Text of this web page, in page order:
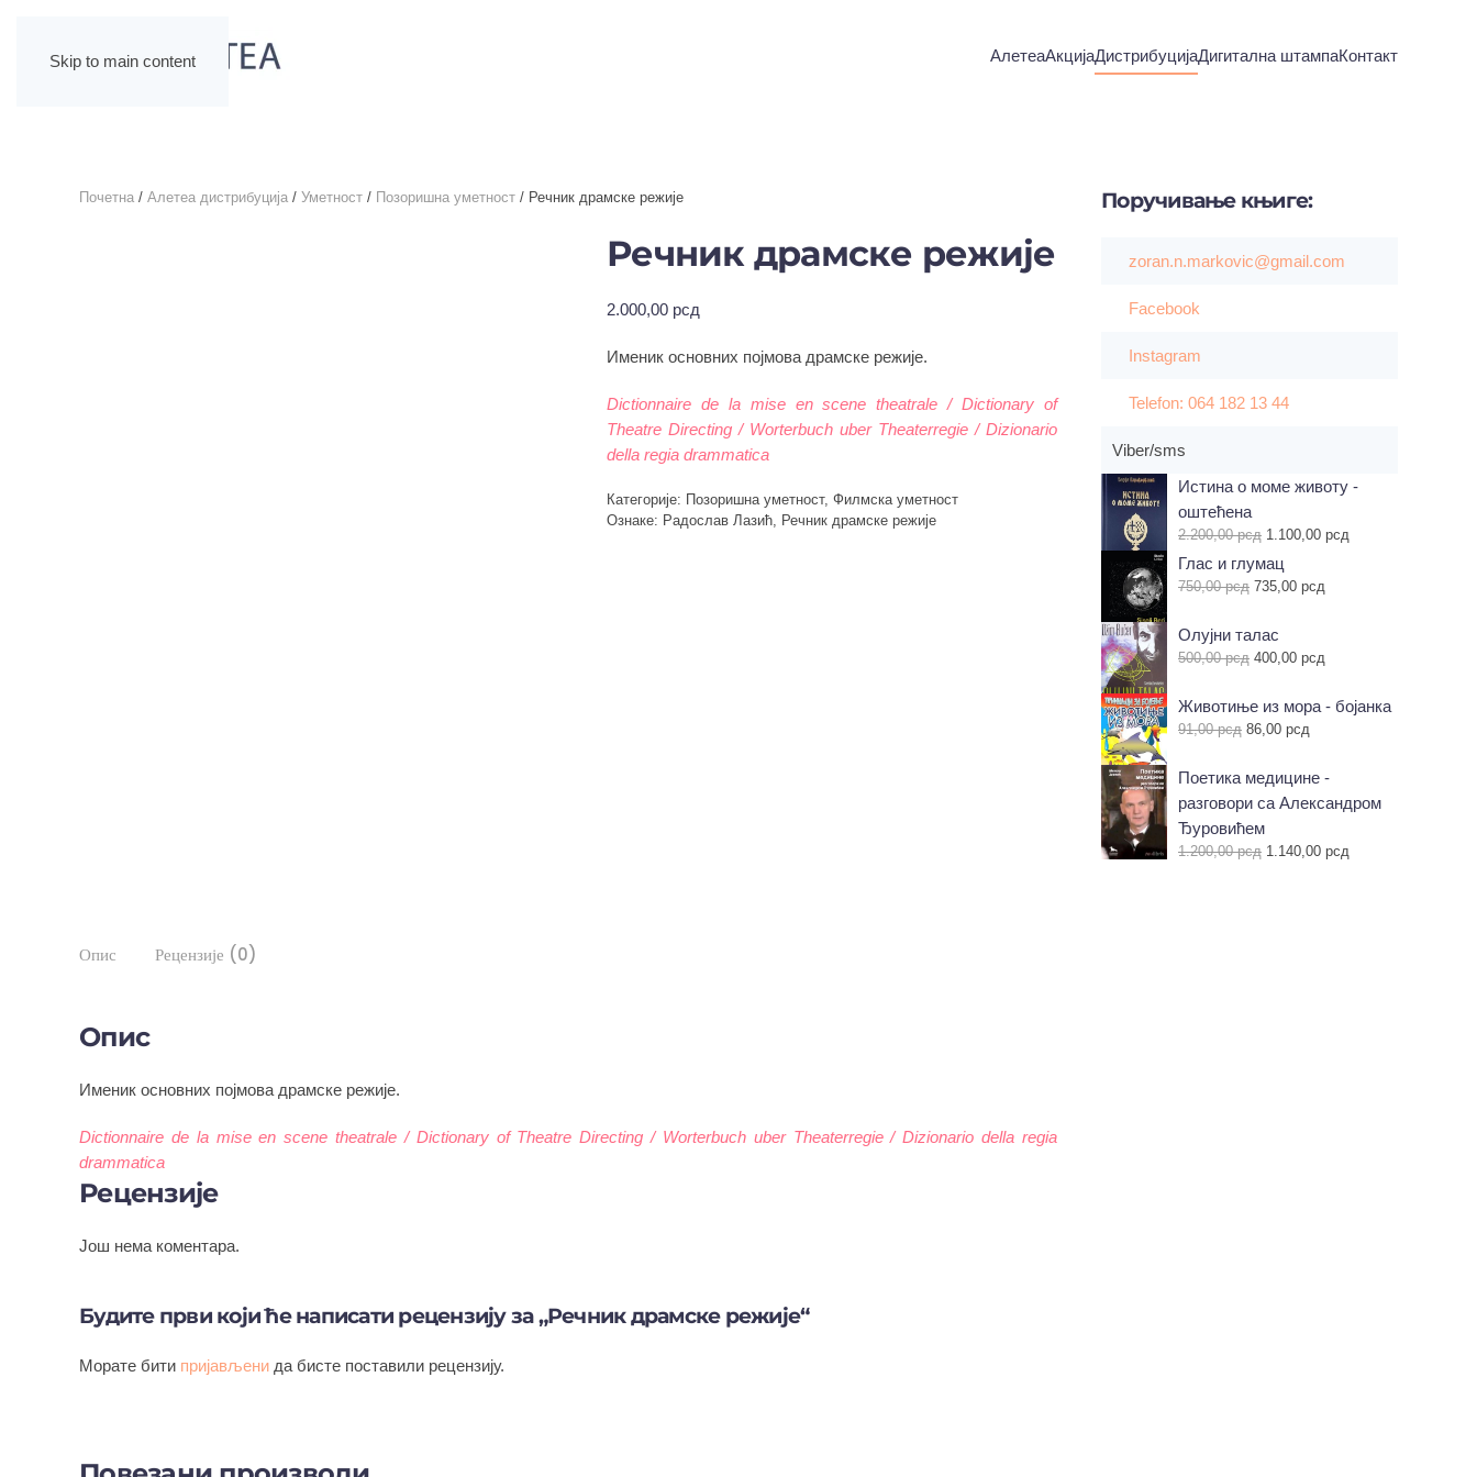
Skip to main content АлетеаАкцијаДистрибуцијаДигитална штампаКонтакт
Почетна / Алетеа дистрибуција / Уметност / Позоришна уметност / Речник драмске режије
Речник драмске режије
2.000,00 рсд
Именик основних појмова драмске режије.
Dictionnaire de la mise en scene theatrale / Dictionary of
Theatre Directing / Worterbuch uber Theaterregie / Dizionario
della regia drammatica
Категорије: Позоришна уметност, Филмска уметност
Ознаке: Радослав Лазић, Речник драмске режије
Опис Рецензије (0)
Опис
Именик основних појмова драмске режије.
Dictionnaire de la mise en scene theatrale / Dictionary of Theatre Directing / Worterbuch uber Theaterregie / Dizionario della regia
drammatica
Рецензије
Још нема коментара.
Будите први који ће написати рецензију за „Речник драмске режије“
Морате бити пријављени да бисте поставили рецензију.
Поручивањекњиге:
zoran.n.markovic@gmail.com
Facebook
Instagram
Telefon: 064 182 13 44
Viber/sms
Истина о моме животу -
оштећена
2.200,00рсд Оригинална
била:
1.100,00 рсд
Глас и глумац
750,00рсд Оригинална
била:
750,00 рсд.
735,00 рсд
Олујни талас
500,00рсд Оригинална
била:
500,00 рсд.
400,00 рсд
је:
400,00 рсд.
Животиње из мора - бојанка
91,00рсд Оригинална
била:
91,00 рсд.
86,00 рсд
Поетика медицине -
разговори са Александром
Ђуровићем
1.200,00рсд Оригинална
1.140,00 рсд